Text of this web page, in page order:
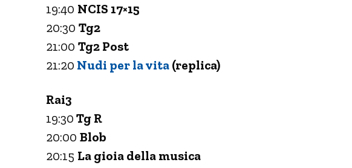
19:40 NCIS 17×15
20:30 Tg2
21:00 Tg2 Post
21:20 Nudi per la vita (replica)
Rai3
19:30 Tg R
20:00 Blob
20:15 La gioia della musica